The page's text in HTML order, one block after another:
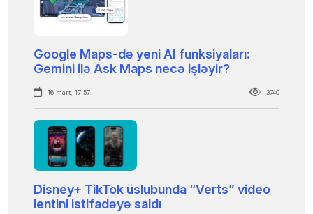
Google Maps-də yeni AI funksiyaları:
Gemini ilə Ask Maps necə işləyir?
16 mart, 17:57 3740
Disney+ TikTok üslubunda “Verts” video
lentini istifadəyə saldı